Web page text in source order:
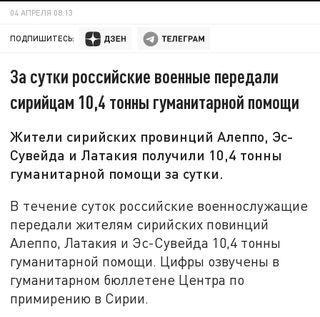
04 АПРЕЛЯ 08:13
ПОДПИШИТЕСЬ:
За сутки российские военные передали
сирийцам 10,4 тонны гуманитарной помощи
Жители сирийских провинций Алеппо, Эс-
Сувейда и Латакия получили 10,4 тонны
гуманитарной помощи за сутки.
В течение суток российские военнослужащие
передали жителям сирийских повинций
Алеппо, Латакия и Эс-Сувейда 10,4 тонны
гуманитарной помощи. Цифры озвучены в
гуманитарном бюллетене Центра по
примирению в Сирии.